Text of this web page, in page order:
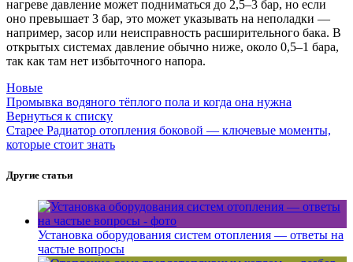
нагреве давление может подниматься до 2,5–3 бар, но если
оно превышает 3 бар, это может указывать на неполадки —
например, засор или неисправность расширительного бака. В
открытых системах давление обычно ниже, около 0,5–1 бара,
так как там нет избыточного напора.
Новые
Промывка водяного тёплого пола и когда она нужна
Вернуться к списку
Старее Радиатор отопления боковой — ключевые моменты,
которые стоит знать
Другие статьи
Установка оборудования систем отопления — ответы на
частые вопросы